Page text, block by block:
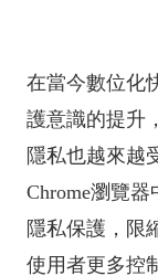
在當今數位化
護意識的提升
隱私也越來越
Chrome瀏覽
隱私保護，限
使用者更多控